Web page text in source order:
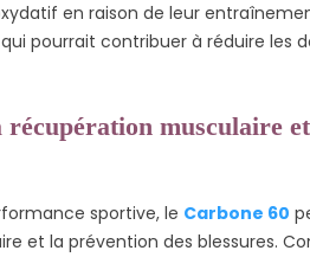
en raison de leur
pourrait contribuer à réduire les
musculaire
sportive, le Carbone 60
et la prévention des blessures.